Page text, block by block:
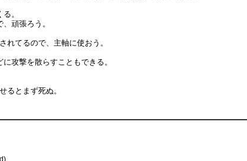
。
頑張ろう。
れてるので、主軸に使おう。
攻撃を散らすこともできる。
るとまず死ぬ。